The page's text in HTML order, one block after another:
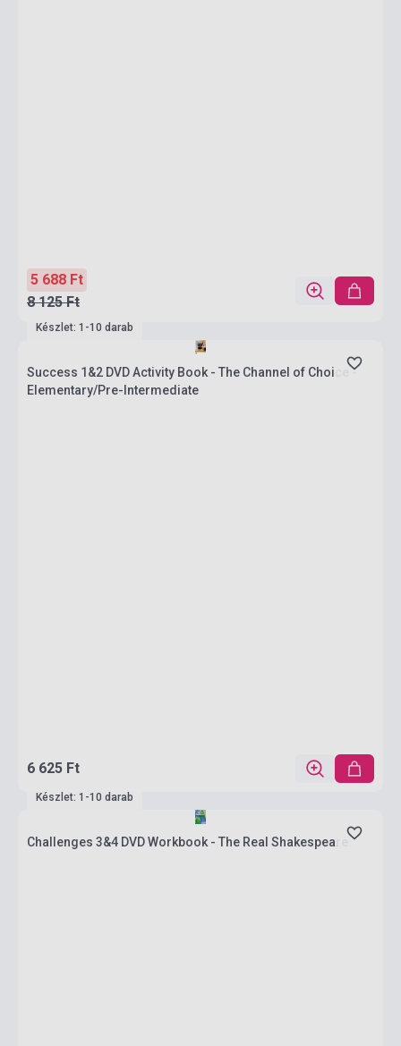
5 688 Ft
8 125 Ft
Készlet: 1-10 darab
Success 1&2 DVD Activity Book - The Channel of Choice -
Elementary/Pre-Intermediate
6 625 Ft
Készlet: 1-10 darab
Challenges 3&4 DVD Workbook - The Real Shakespeare